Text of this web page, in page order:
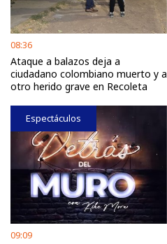
08:36
Ataque a balazos deja a
ciudadano colombiano muerto y a
otro herido grave en Recoleta
Espectáculos
09:09